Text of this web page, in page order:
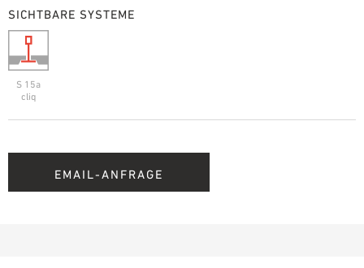
SICHTBARE SYSTEME
S 15a
cliq
EMAIL-ANFRAGE